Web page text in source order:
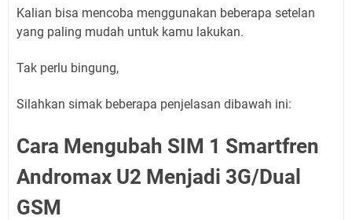
Kalian bisa mencoba menggunakan beberapa setelan
yang paling mudah untuk kamu lakukan.
Tak perlu bingung,
Silahkan simak beberapa penjelasan dibawah ini:
Cara Mengubah SIM 1 Smartfren
Andromax U2 Menjadi 3G/Dual
GSM